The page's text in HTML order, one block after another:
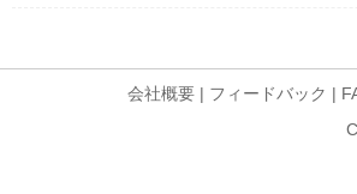
会社概要 | フィードバック |